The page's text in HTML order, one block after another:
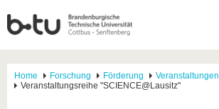
Home Forschung Förderung
Veranstaltungen
Veranstaltungsreihe "SCIENCE@Lausitz"